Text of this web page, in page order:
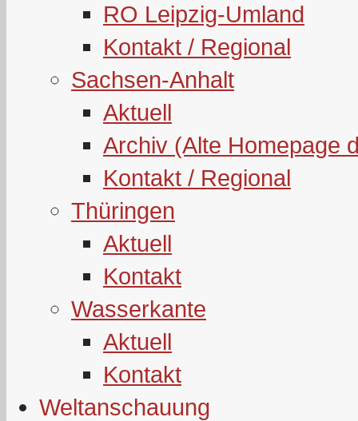
RO Leipzig-Umland
Kontakt / Regional
Sachsen-Anhalt
Aktuell
Archiv (Alte Homepage
Kontakt / Regional
Thüringen
Aktuell
Kontakt
Wasserkante
Aktuell
Kontakt
Weltanschauung